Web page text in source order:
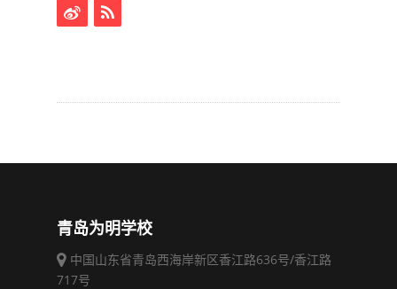
青岛为明学校
中国山东省青岛西海岸新区香江路636号/香江路
717号